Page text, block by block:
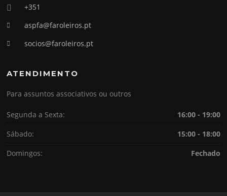
+351
aspfa@faroleiros.pt
socios@faroleiros.pt
ATENDIMENTO
Para assuntos associativos ou outros
Segunda a Sexta:
16:00 - 19:00
Sábado:
15:00 - 18:00
Domingos:
Fechado